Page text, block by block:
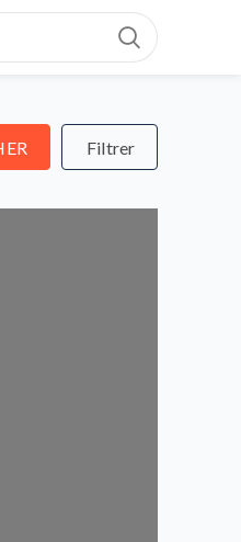
RECHERCHER